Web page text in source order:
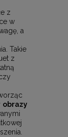
z
w
a
Takie
z
obrazy